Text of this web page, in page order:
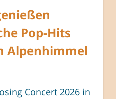
Pop-Hits
Alpenhimmel
Concert 2026 in